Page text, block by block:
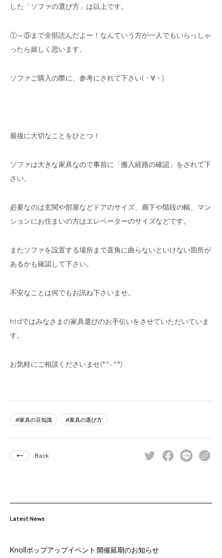
した「ソファの選び方」は以上です。
①～⑤まで全部読んだよー！なんていう方が一人でもいらっしゃ
ったら嬉しく思います。
ソファご購入の際に、参考にされて下さい(・∀・)
最後に大切なことをひとつ！
ソファは大きな家具なので事前に「搬入経路の確認」をされて下
さい。
必要なのは玄関や部屋などドアのサイズ、廊下や階段の幅、マン
ションにお住まいの方はエレベーターのサイズなどです。
またソファを設置する場所まで直角に曲らないといけない箇所が
あるかも確認して下さい。
不安なことは何でもお訊ね下さいませ。
htdではみなさまの家具選びのお手伝いをさせていただいていま
す。
お気軽にご相談くださいませ(*^-^*)
家具の豆知識 家具の選び方
Back
Latest News
Knollポップアップイベント 開催延期のお知らせ